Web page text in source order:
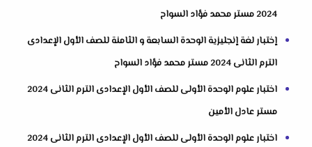
2024 مستر محمد فؤاد السواح
إختبار لغة إنجليزية الوحدة السابعة و الثامنة للصف الأول الإعدادى
الترم الثانى 2024 مستر محمد فؤاد السواح
اختبار علوم الوحدة الأولى للصف الأول الإعدادى الترم الثانى 2024
مستر عادل الأمين
اختبار علوم الوحدة الأولى للصف الأول الإعدادى الترم الثانى 2024